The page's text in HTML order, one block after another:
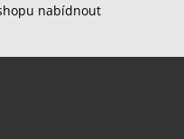
nabídnout